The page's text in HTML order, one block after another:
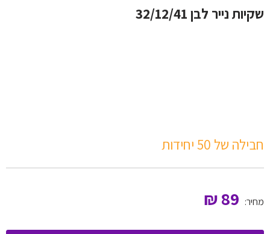
שקיות נייר לבן 32/12/41
חבילה של 50 יחידות
מחיר: 89
₪